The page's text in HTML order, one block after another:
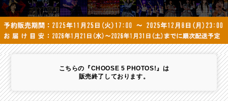
こちらの『CHOOSE 5 PHOTOS!』は
販売終了しております。